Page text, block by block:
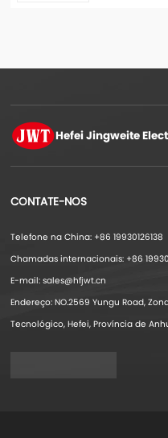
Hefei Jingweite
CONTATE-NOS
Telefone na China: +86 19930126138
Chamadas internacionais: +86
E-mail: sales@hfjwt.cn
Endereço: NO.2569 Yungu Road,
Tecnológico, Hefei, Província de